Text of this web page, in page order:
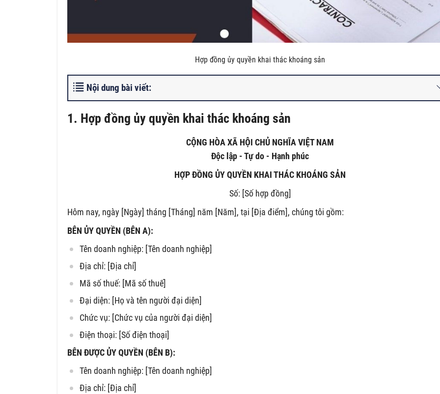
Hợp đồng ủy quyền khai thác khoáng sản
Nội dung bài viết:
1. Hợp đồng ủy quyền khai thác khoáng sản
CỘNG HÒA XÃ HỘI CHỦ NGHĨA VIỆT NAM
Độc lập - Tự do - Hạnh phúc
HỢP ĐỒNG ỦY QUYỀN KHAI THÁC KHOÁNG SẢN
Số: [Số hợp đồng]
Hôm nay, ngày [Ngày] tháng [Tháng] năm [Năm], tại [Địa điểm], chúng tôi gồm:
BÊN ỦY QUYỀN (BÊN A):
Tên doanh nghiệp: [Tên doanh nghiệp]
Địa chỉ: [Địa chỉ]
Mã số thuế: [Mã số thuế]
Đại diện: [Họ và tên người đại diện]
Chức vụ: [Chức vụ của người đại diện]
Điện thoại: [Số điện thoại]
BÊN ĐƯỢC ỦY QUYỀN (BÊN B):
Tên doanh nghiệp: [Tên doanh nghiệp]
Địa chỉ: [Địa chỉ]